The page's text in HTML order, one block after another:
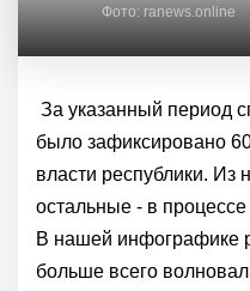
Фото: ranews.online
За указанный период
было зафиксировано
власти республики. Из
остальные - в
В нашей инфографике
больше всего